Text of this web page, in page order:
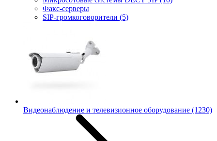
Факс-серверы
SIP-громкоговорители (5)
Видеонаблюдение и телевизионное оборудование (1230)